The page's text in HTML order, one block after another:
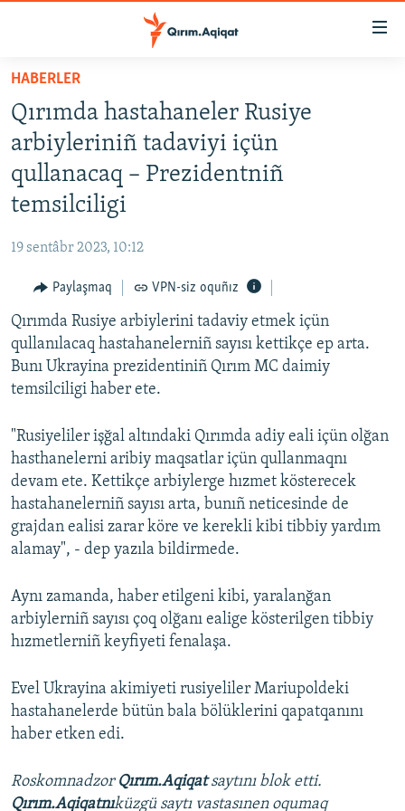
Esas
qaytmaq
Baş
navigatsiyağa
qaytmaq
Qıdıruvğa
HABERLER
SİYASET
İQTİSADİYAT
CEMİYET
İNSAN AQLARI
VİDEO
SÜRET
BLOGLAR
FİKİR
Русский
Українською
QOŞULIÑIZ!
RFE/RS bütün saytları
HABERLER
Qırımda hastahaneler Rusiye
arbiyleriniñ tadaviyi içün
qullanacaq – Prezidentniñ
temsilciligi
19 sentâbr 2023, 10:12
Paylaşmaq VPN-siz oquñız
Qırımda Rusiye arbiylerini tadaviy etmek içün
qullanılacaq hastahanelerniñ sayısı kettikçe ep arta.
Bunı Ukrayina prezidentiniñ Qırım MC daimiy
temsilciligi haber ete.
"Rusiyeliler işğal altındaki Qırımda adiy eali içün olğan
hasthanelerni aribiy maqsatlar içün qullanmaqnı
devam ete. Kettikçe arbiylerge hızmet kösterecek
hastahanelerniñ sayısı arta, bunıñ neticesinde de
grajdan ealisi zarar köre ve kerekli kibi tibbiy yardım
alamay", - dep yazıla bildirmede.
Aynı zamanda, haber etilgeni kibi, yaralanğan
arbiylerniñ sayısı çoq olğanı ealige kösterilgen tibbiy
hızmetlerniñ keyfiyeti fenalaşa.
Evel Ukrayina akimiyeti rusiyeliler Mariupoldeki
hastahanelerde bütün bala bölüklerini qapatqanını
haber etken edi.
Roskomnadzor Qırım.Aqiqatsaytını blok etti.
Qırım.Aqiqatnıküzgü saytı vastasınen oqumaq